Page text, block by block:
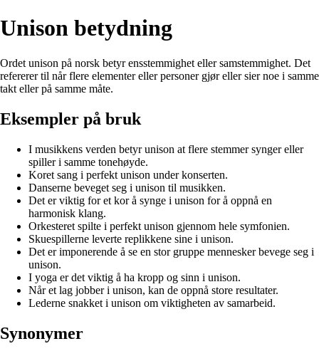
Unison betydning
Ordet unison på norsk betyr ensstemmighet eller samstemmighet. Det
refererer til når flere elementer eller personer gjør eller sier noe i samme
takt eller på samme måte.
Eksempler på bruk
I musikkens verden betyr unison at flere stemmer synger eller
spiller i samme tonehøyde.
Koret sang i perfekt unison under konserten.
Danserne beveget seg i unison til musikken.
Det er viktig for et kor å synge i unison for å oppnå en
harmonisk klang.
Orkesteret spilte i perfekt unison gjennom hele symfonien.
Skuespillerne leverte replikkene sine i unison.
Det er imponerende å se en stor gruppe mennesker bevege seg i
unison.
I yoga er det viktig å ha kropp og sinn i unison.
Når et lag jobber i unison, kan de oppnå store resultater.
Lederne snakket i unison om viktigheten av samarbeid.
Synonymer